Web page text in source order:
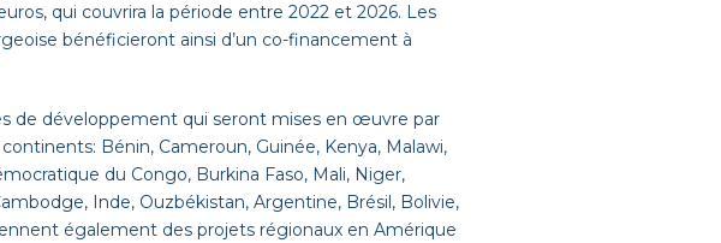
qui couvrira la période entre 2022 et 2026. Les
bénéficieront ainsi d’un co-financement à
de développement qui seront mises en œuvre par
Bénin, Cameroun, Guinée, Kenya, Malawi,
du Congo, Burkina Faso, Mali, Niger,
Inde, Ouzbékistan, Argentine, Brésil, Bolivie,
également des projets régionaux en Amérique